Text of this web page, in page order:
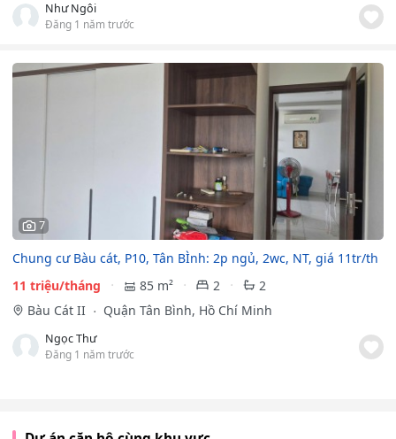
Như Ngôi
Đăng 1 năm trước
7
Chung cư Bàu cát, P10, Tân BÌnh: 2p ngủ, 2wc, NT, giá 11tr/th
11 triệu/tháng
85 m² 2
2
Bàu Cát II
Quận Tân Bình, Hồ Chí Minh
Ngọc Thư
Đăng 1 năm trước